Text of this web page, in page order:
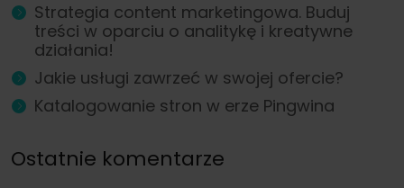
Strategia content marketingowa. Buduj
treści w oparciu o analitykę i kreatywne
działania!
Jakie usługi zawrzeć w swojej ofercie?
Katalogowanie stron w erze Pingwina
Ostatnie komentarze